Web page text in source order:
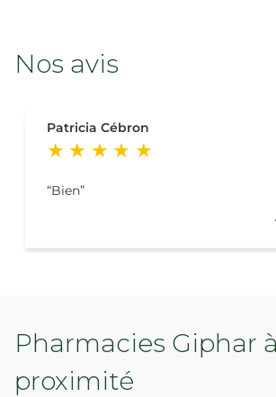
Nos avis
Patricia Cébron
Bien
Pharmacies Giphar à
proximité